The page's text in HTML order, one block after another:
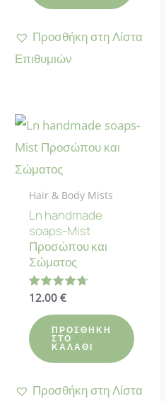
Προσθήκη στη Λίστα
Επιθυμιών
Hair & Body Mists
Ln handmade
soaps-Mist
Προσώπου και
Σώματος
Βαθμολογήθηκε
4.67
από 5
12.00€
ΠΡΟΣΘΉΚΗ
ΣΤΟ
ΚΑΛΆΘΙ
Προσθήκη στη Λίστα